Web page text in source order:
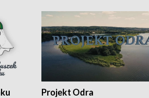
Projekt Odra